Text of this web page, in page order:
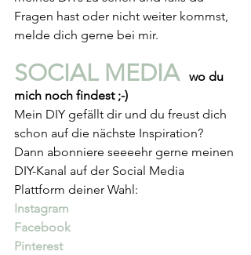
Fragen hast oder nicht weiter kommst,
melde dich gerne bei mir.
SOCIAL MEDIA wo du
mich noch findest ;-)
Mein DIY gefällt dir und du freust dich
schon auf die nächste Inspiration?
Dann abonniere seeeehr gerne meinen
DIY-Kanal auf der Social Media
Plattform deiner Wahl:
Instagram
Facebook
Pinterest